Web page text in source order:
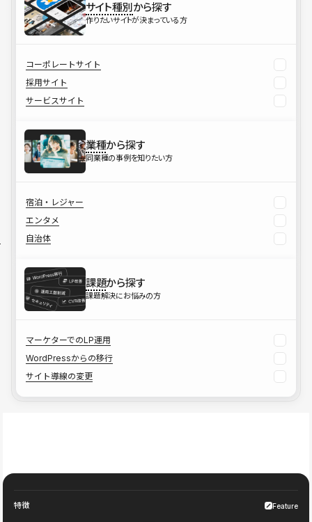
サイト種別から探す
作りたいサイトが決まっている方
コーポレートサイト
採用サイト
サービスサイト
業種から探す
同業種の事例を知りたい方
宿泊・レジャー
エンタメ
自治体
課題から探す
課題解決にお悩みの方
マーケターでのLP運用
WordPressからの移行
サイト導線の変更
特徴 Feature